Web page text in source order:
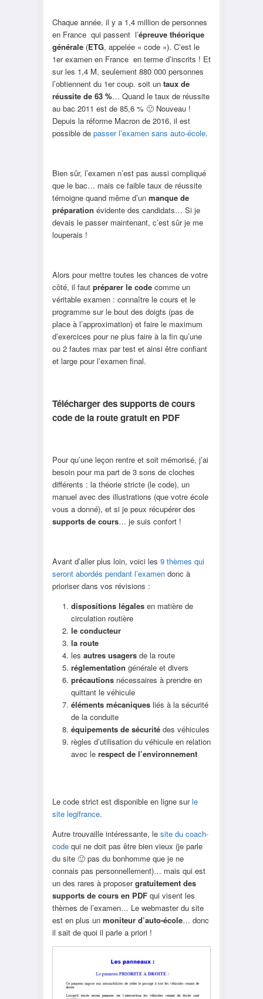
Chaque année, il y a 1,4 million de personnes
en France qui passent l’épreuve théorique
générale(ETG, appelée « code »). C’est le
1er examen en France en terme d’inscrits ! Et
sur les 1,4 M, seulement 880 000 personnes
l’obtiennent du 1er coup. soit un taux de
réussite de 63 %… Quand le taux de réussite
au bac 2011 est de 85,6 % 🙁 Nouveau !
Depuis la réforme Macron de 2016, il est
possible de passer l’examen sans auto-école.
Bien sûr, l’examen n’est pas aussi compliqué
que le bac… mais ce faible taux de réussite
témoigne quand même d’un manque de
préparation évidente des candidats… Si je
devais le passer maintenant, c’est sûr je me
louperais !
Alors pour mettre toutes les chances de votre
côté, il faut préparer le codecomme un
véritable examen : connaître le cours et le
programme sur le bout des doigts (pas de
place à l’approximation) et faire le maximum
d’exercices pour ne plus faire à la fin qu’une
ou 2 fautes max par test et ainsi être confiant
et large pour l’examen final.
Télécharger des supports de cours
code de la route gratuit en PDF
Pour qu’une leçon rentre et soit mémorisé, j’ai
besoin pour ma part de 3 sons de cloches
différents : la théorie stricte (le code), un
manuel avec des illustrations (que votre école
vous a donné), et si je peux récupérer des
supports de cours… je suis confort !
Avant d’aller plus loin, voici les 9 thèmes qui
seront abordés pendant l’examendonc à
prioriser dans vos révisions :
dispositions légales en matière de
circulation routière
le conducteur
la route
lesautres usagers de la route
réglementation générale et divers
précautions nécessaires à prendre en
quittant le véhicule
éléments mécaniques liés à la sécurité
de la conduite
équipements de sécurité des véhicules
règles d’utilisation du véhicule en relation
avec lerespect de l’environnement
Le code strict est disponible en ligne surle
site legifrance.
Autre trouvaille intéressante, le site du coach-
codequi ne doit pas être bien vieux (je parle
du site 🙂 pas du bonhomme que je ne
connais pas personnellement)… mais qui est
un des rares à proposergratuitement des
supports de cours en PDFqui visent les
thèmes de l’examen… Le webmaster du site
est en plus un moniteur d’auto-école… donc
il sait de quoi il parle a priori !